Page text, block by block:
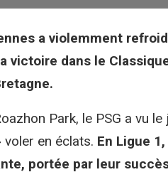
a violemment
victoire dans le
Park, le PSG a vu
en éclats. En Ligue
portée par leur